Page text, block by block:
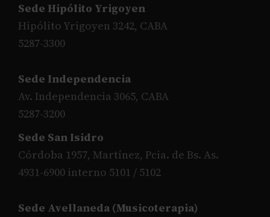
Sede Hipólito Yrigoyen
Hipólito Yrigoyen 3242, CABA
5287-3300
Sede Independencia
Av. Independencia 3065, CABA
5287-3200
Sede San Isidro
Córdoba 1957, Martínez, Pcia. de Bs. As.
4931-6900 interno 5101 / 5102
Sede Avellaneda (Musicoterapia)